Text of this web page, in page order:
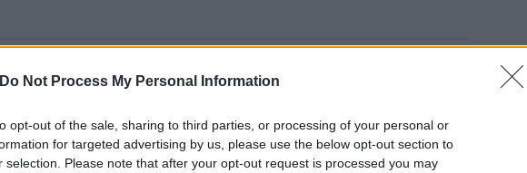
Do Not Process My Personal Information
opt-out of the sale, sharing to third parties, or processing of your personal or
for targeted advertising by us, please use the below opt-out section to
selection. Please note that after your opt-out request is processed you may